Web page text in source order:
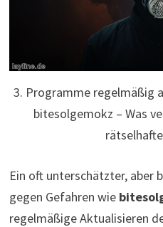
3. Programme regelmäßig
bitesolgemokz – Was
Ein oft unterschätzter, aber
gegen Gefahren wie
regelmäßige Aktualisieren